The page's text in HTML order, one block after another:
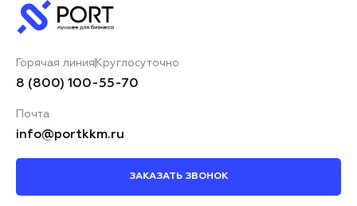
Ваш комментарий*
Горячая линия Круглосуточно
8 (800) 100-55-70
Почта
info@portkkm.ru
ЗАКАЗАТЬ ЗВОНОК